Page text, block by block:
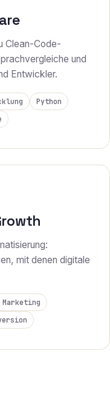
Clean-Code-
und
Entwickler.
Python
mit denen digitale